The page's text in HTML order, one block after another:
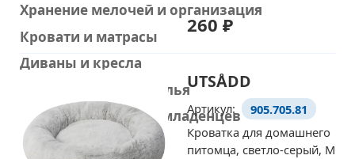
Хранение мелочей и организация
Кровати и матрасы
Диваны и кресла
Рабочие столы и стулья
Товары для детей и младенцев
Стирка и уборка
260 ₽
UTSÅDD
Артикул:
905.705.81
Кроватка для домашнего
питомца, светло-серый, M